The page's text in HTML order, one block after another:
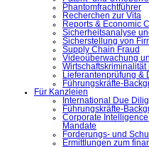
Phantomfrachtführer
Recherchen zur Vita
Reports & Economic
Sicherheitsanalyse
Sicherstellung von
Supply Chain Fraud
Videoüberwachung
Wirtschaftskriminalität
Lieferantenprüfung &
Führungskräfte-
Für Kanzleien
International Due
Führungskräfte-
Corporate
Mandate
Forderungs- und
Ermittlungen zum